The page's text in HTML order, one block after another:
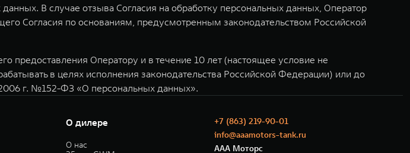
В случае отзыва Согласия на обработку персональных данных, Оператор
Согласия по основаниям, предусмотренным законодательством Российской
предоставления Оператору и в течение 10 лет (настоящее условие не
в целях исполнения законодательства Российской Федерации) или до
г. №152-ФЗ «О персональных данных».
О дилере
О нас
+7 (863) 219-90-01
info@aaamotors-tank.ru
ААА Моторс